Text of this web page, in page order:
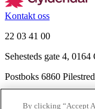
Kontakt oss
22 03 41 00
Sehesteds gate 4, 0164
Postboks 6860
By clicking “Accept